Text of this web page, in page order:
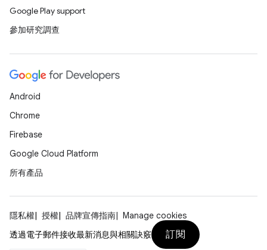
Google Play support
參加研究調查
Android
Chrome
Firebase
Google Cloud Platform
所有產品
隱私權 授權 品牌宣傳指南
Manage cookies
透過電子郵件接收最新消息與相關訣竅
訂閱